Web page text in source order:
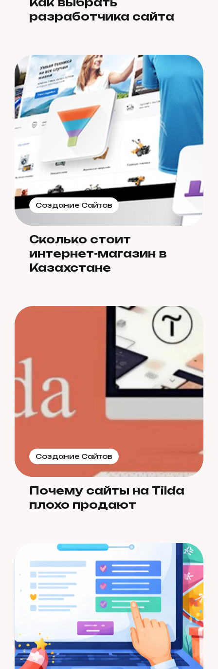
разработчика сайта
Создание Сайтов
Сколько стоит
интернет-магазин в
Казахстане
Создание Сайтов
Почему сайты на Tilda
плохо продают